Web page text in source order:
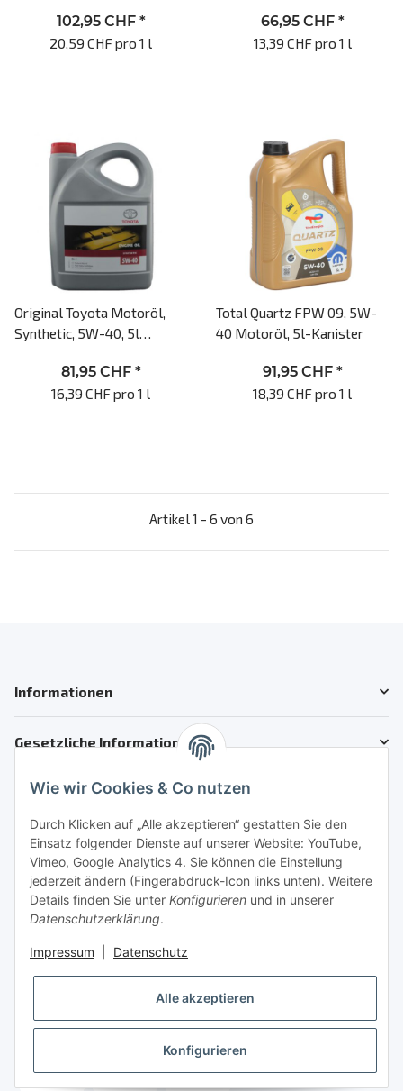
102,95 CHF *
20,59 CHF pro 1 l
66,95 CHF *
13,39 CHF pro 1 l
Original Toyota Motoröl,
Synthetic, 5W-40, 5l
ACEA A3, ACEA B4
81,95 CHF *
16,39 CHF pro 1 l
Total Quartz FPW 09, 5W-
40 Motoröl, 5l-Kanister
91,95 CHF *
18,39 CHF pro 1 l
Artikel 1 - 6 von 6
Informationen
Gesetzliche Informationen
Kundenservice
Telefon: +41 71 554 2740
Email: info@auto-motoroele-schweiz.ch
Sie benötigen Hilfe?
Sicher Einkaufen
Wie wir Cookies & Co nutzen
Durch Klicken auf „Alle akzeptieren“ gestatten Sie den
Einsatz folgender Dienste auf unserer Website: YouTube,
Vimeo, Google Analytics 4. Sie können die Einstellung
jederzeit ändern (Fingerabdruck-Icon links unten). Weitere
Details finden Sie unter Konfigurieren und in unserer
Datenschutzerklärung.
Impressum Datenschutz
Alle akzeptieren
Konfigurieren